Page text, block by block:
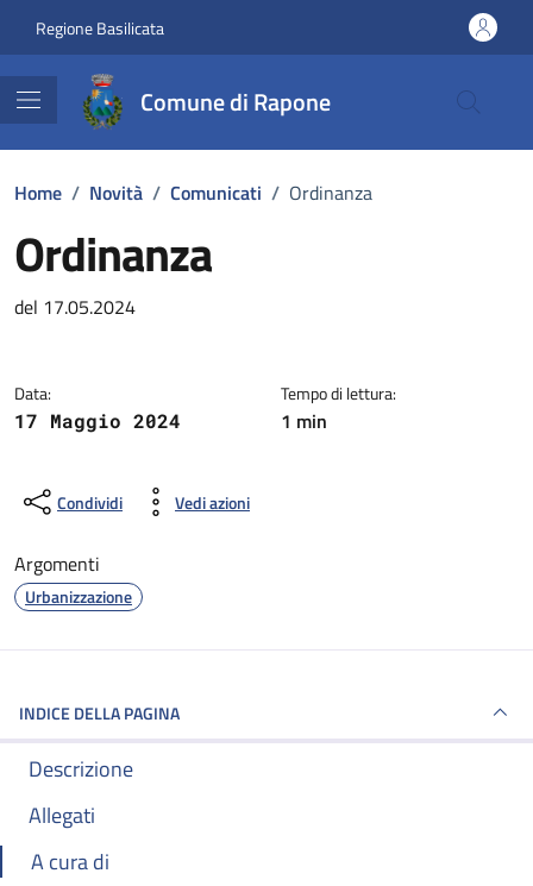
Regione Basilicata
Comune di Rapone
Home / Novità / Comunicati / Ordinanza
Ordinanza
Dettagli della notizia
del 17.05.2024
Data:
17 Maggio 2024
Tempo di lettura:
1 min
Condividi Vedi azioni
Argomenti
Urbanizzazione
INDICE DELLA PAGINA
Descrizione
Allegati
A cura di